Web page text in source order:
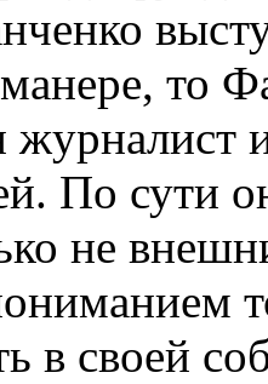
то
По сути
не
в своей